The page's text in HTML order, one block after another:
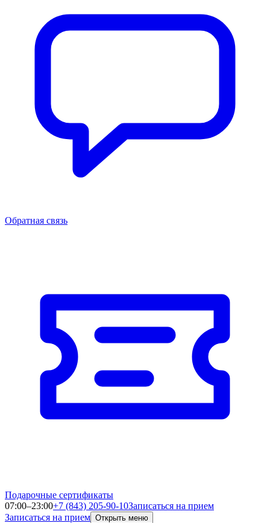
Обратная связь
Подарочные сертификаты
07:00–23:00+7 (843) 205-90-10Записаться на прием
Записаться на прием Открыть меню